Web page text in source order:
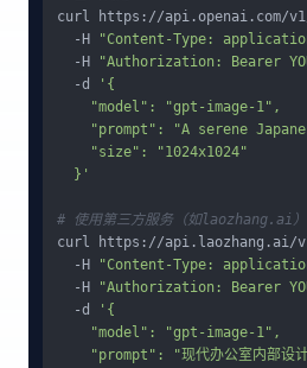
curl https://api.openai.com/
  -H
"Content-Type:
  -H
"Authorization: Bearer
  -d
'{
    "model": "gpt-image-1",
"prompt": "A serene
    "size": "1024x1024"
  }'
# 使用第三方服务（如laozhang.ai）
curl https://api.laozhang.ai/
  -H
"Content-Type:
  -H
"Authorization: Bearer
  -d
'{
    "model": "gpt-image-1",
"prompt": "现代办公室内部设